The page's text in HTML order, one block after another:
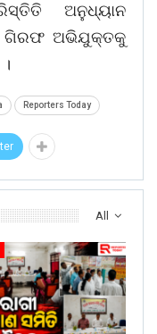
ଅନୁଧ୍ୟାନ
ଗିରଫ ଅଭିଯୁକ୍ତକୁ
Reporters Today
All